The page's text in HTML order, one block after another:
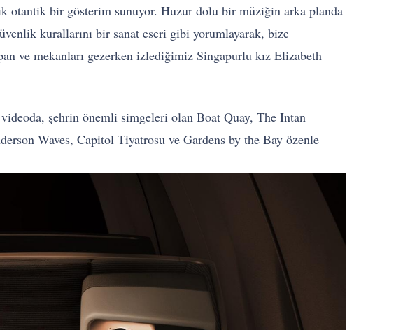
otantik bir gösterim sunuyor. Huzur dolu bir müziğin arka planda
kurallarını bir sanat eseri gibi yorumlayarak, bize
ve mekanları gezerken izlediğimiz Singapurlu kız Elizabeth
şehrin önemli simgeleri olan Boat Quay, The Intan
Waves, Capitol Tiyatrosu ve Gardens by the Bay özenle